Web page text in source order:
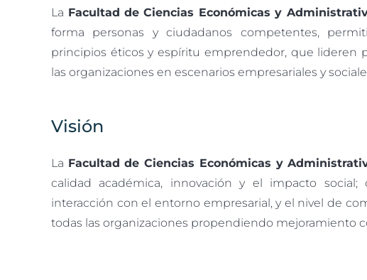
La Facultad de Ciencias Económicas y
forma personas y ciudadanos competentes,
principios éticos y espíritu emprendedor, que lideren
las organizaciones en escenarios empresariales y
Visión
La Facultad de Ciencias Económicas y
calidad académica, innovación y el impacto social;
interacción con el entorno empresarial, y el nivel de
todas las organizaciones propendiendo mejoramiento